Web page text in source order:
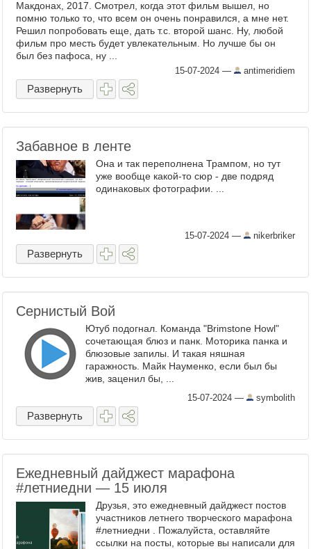
Макдонах, 2017. Смотрел, когда этот фильм вышел, но
помню только то, что всем он очень понравился, а мне нет.
Решил попробовать еще, дать т.с. второй шанс. Ну, любой
фильм про месть будет увлекательным. Но лучше бы он
был без пафоса, ну ...
15-07-2024 — antimeridiem
Развернуть
Забавное в ленте
Она и так переполнена Трампом, но тут
уже вообще какой-то сюр - две подряд
одинаковых фотографии. ...
15-07-2024 — nikerbriker
Развернуть
Сернистый Вой
Ютуб подогнал. Команда "Brimstone Howl"
сочетающая блюз и панк. Моторика панка и
блюзовые запилы. И такая няшная
гаражность. Майк Науменко, если был бы
жив, заценил бы, ...
15-07-2024 — symbolith
Развернуть
Ежедневный дайджест марафона
#летниедни — 15 июля
Друзья, это ежедневный дайджест постов
участников летнего творческого марафона
#летниедни . Пожалуйста, оставляйте
ссылки на посты, которые вы написали для